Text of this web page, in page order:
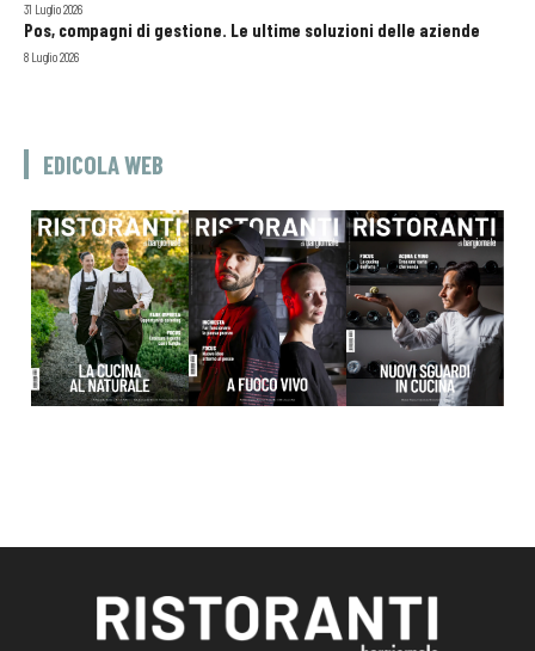
31 Luglio 2026
Pos, compagni di gestione. Le ultime soluzioni delle aziende
8 Luglio 2026
EDICOLA WEB